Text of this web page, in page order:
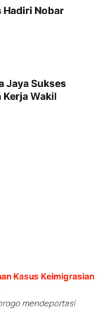
Hadiri Nobar
Jaya Sukses
Wakil
Kasus Keimigrasian
mendeportasi